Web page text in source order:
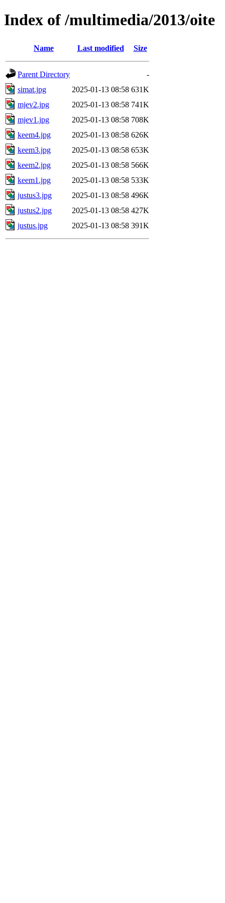
Index of /multimedia/2013/oite
Name Last modified Size
Parent Directory
-
simat.jpg
2025-01-13 08:58 631K
mjev2.jpg
2025-01-13 08:58 741K
mjev1.jpg
2025-01-13 08:58 708K
keem4.jpg
2025-01-13 08:58 626K
keem3.jpg
2025-01-13 08:58 653K
keem2.jpg
2025-01-13 08:58 566K
keem1.jpg
2025-01-13 08:58 533K
justus3.jpg
2025-01-13 08:58 496K
justus2.jpg
2025-01-13 08:58 427K
justus.jpg
2025-01-13 08:58 391K